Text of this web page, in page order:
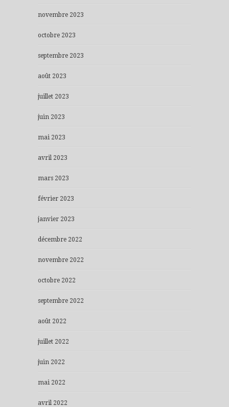
novembre 2023
octobre 2023
septembre 2023
août 2023
juillet 2023
juin 2023
mai 2023
avril 2023
mars 2023
février 2023
janvier 2023
décembre 2022
novembre 2022
octobre 2022
septembre 2022
août 2022
juillet 2022
juin 2022
mai 2022
avril 2022